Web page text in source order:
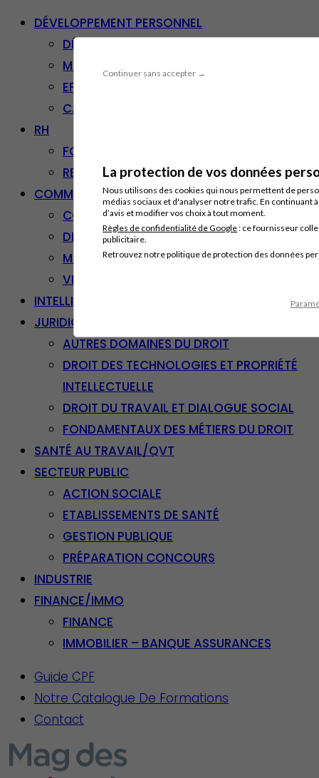
Continuer sans accepter →
La protection de vos données
Nous utilisons des cookies qui nous permettent de
médias sociaux et d'analyser notre trafic. En continuant
d’avis et modifier vos choix à tout moment.
Règles de confidentialité de Google: ce fournisseur
publicitaire.
Retrouvez notre politique de protection des données
DÉVELOPPEMENT PERSONNEL
DÉVELOPPEMENT PERSONNEL
MANAGEMENT
EFFICACITÉ PROFESSIONNELLE
CARRIÈRE & RECONVERSION
RH
FORMATION PROFESSIONNELLE
RESSOURCES HUMAINES
COMMUNICATION/DIGITAL
COMMUNICATION
DIGITAL
MARKETING
VENTE – RELATION CLIENT
INTELLIGENCE ARTIFICIELLE
JURIDIQUE
AUTRES DOMAINES DU DROIT
DROIT DES TECHNOLOGIES ET PROPRIÉTÉ
INTELLECTUELLE
DROIT DU TRAVAIL ET DIALOGUE SOCIAL
FONDAMENTAUX DES MÉTIERS DU DROIT
SANTÉ AU TRAVAIL/QVT
SECTEUR PUBLIC
ACTION SOCIALE
ETABLISSEMENTS DE SANTÉ
GESTION PUBLIQUE
PRÉPARATION CONCOURS
INDUSTRIE
FINANCE/IMMO
FINANCE
IMMOBILIER – BANQUE ASSURANCES
Guide CPF
Notre Catalogue De Formations
Contact